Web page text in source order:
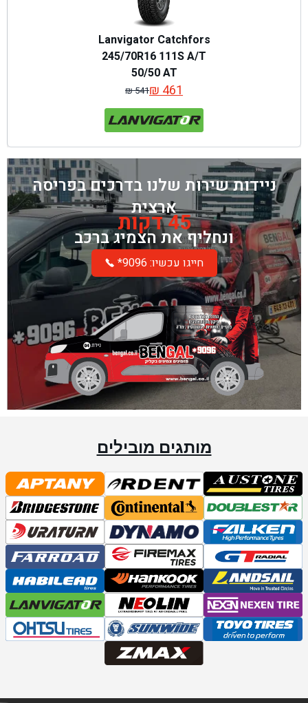
Lanvigator Catchfors
245/70R16 111S A/T
50/50 AT
₪541
המחיר
המקורי
היה:
₪ 541.
₪461 המחיר
הנוכחי
הוא:
₪ 461.
ניידות שירות שלנו בדרכים בפריסה
ארצית
45 דקות
ונחליף את הצמיג ברכב
*חייגו עכשיו: 9096
מותגים מובילים